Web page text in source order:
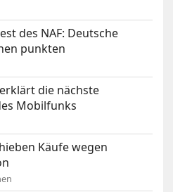
des NAF: Deutsche
punkten
die nächste
Mobilfunks
Käufe wegen